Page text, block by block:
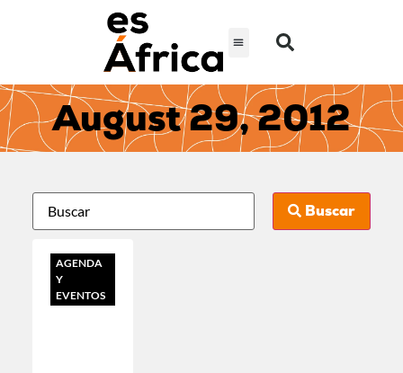
August 29, 2012
Buscar
AGENDA
Y
EVENTOS